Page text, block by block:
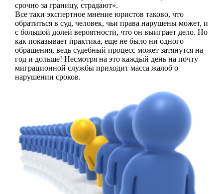
срочно за границу, страдают».
Все таки экспертное мнение юристов таково, что
обратиться в суд, человек, чьи права нарушены может, и
с большой долей вероятности, что он выиграет дело. Но
как показывает практика, еще не было ни одного
обращения, ведь судебный процесс может затянутся на
год и дольше! Несмотря на это каждый день на почту
миграционной службы приходит масса жалоб о
нарушении сроков.